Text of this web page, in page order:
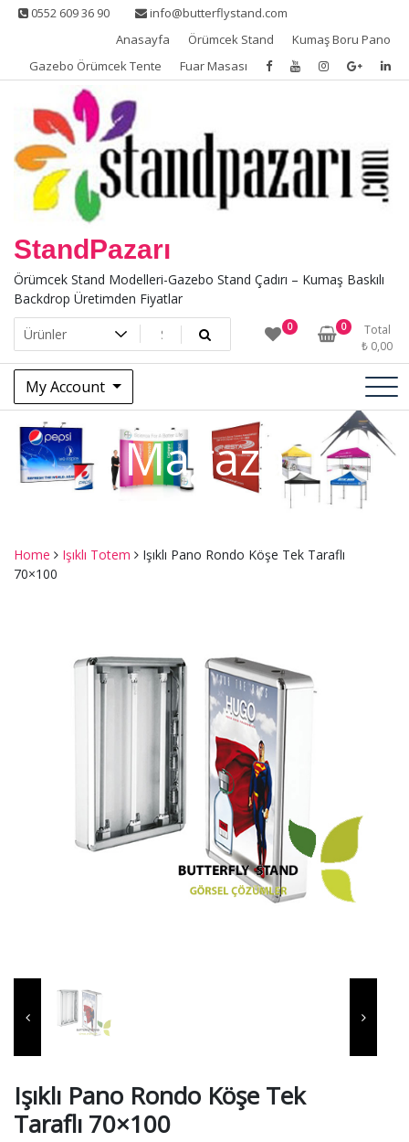
Skip 0552 609 36 90
info@butterflystand.com
Anasayfa
Örümcek Stand
Kumaş Boru Pano
Gazebo Örümcek Tente
Fuar Masası
StandPazarı
Örümcek Stand Modelleri-Gazebo Stand Çadırı – Kumaş Baskılı
Backdrop Üretimden Fiyatlar
0 0
Total
₺ 0,00
My Account
Mağaza
Home Işıklı Totem
Işıklı Pano Rondo Köşe Tek Taraflı
70×100
Işıklı Pano Rondo Köşe Tek
Taraflı 70×100